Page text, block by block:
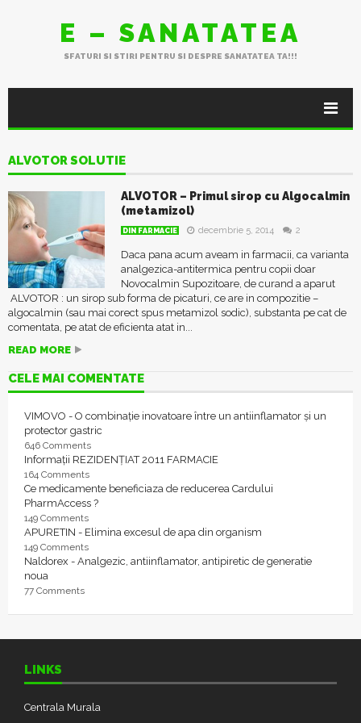
E – SANATATEA
SFATURI SI STIRI PENTRU SI DESPRE SANATATEA TA!!!
ALVOTOR SOLUTIE
ALVOTOR – Primul sirop cu Algocalmin
(metamizol)
DIN FARMACIE decembrie 5, 2014 2
Daca pana acum aveam in farmacii, ca varianta
analgezica-antitermica pentru copii doar
Novocalmin Supozitoare, de curand a aparut
ALVOTOR : un sirop sub forma de picaturi, ce are in compozitie –
algocalmin (sau mai corect spus metamizol sodic), substanta pe cat de
comentata, pe atat de eficienta atat in...
READ MORE
CELE MAI COMENTATE
VIMOVO - O combinație inovatoare între un antiinflamator și un
protector gastric
646 Comments
Informații REZIDENȚIAT 2011 FARMACIE
164 Comments
Ce medicamente beneficiaza de reducerea Cardului
PharmAccess ?
149 Comments
APURETIN - Elimina excesul de apa din organism
149 Comments
Naldorex - Analgezic, antiinflamator, antipiretic de generatie
noua
77 Comments
LINKS
Centrala Murala